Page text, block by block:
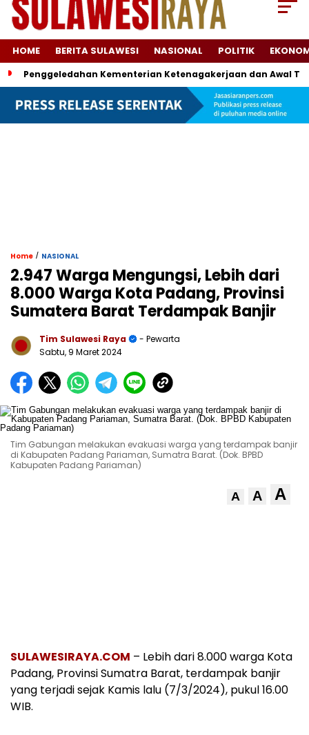
HOME BERITA SULAWESI NASIONAL POLITIK
Penggeledahan Kementerian Ketenagakerjaan dan Awal
Home / NASIONAL
2.947 Warga Mengungsi, Lebih dari
8.000 Warga Kota Padang, Provinsi
Sumatera Barat Terdampak Banjir
Tim Sulawesi Raya
- Pewarta
Sabtu, 9 Maret 2024
Tim Gabungan melakukan evakuasi warga yang terdampak banjir
di Kabupaten Padang Pariaman, Sumatra Barat. (Dok. BPBD
Kabupaten Padang Pariaman)
A A A
SULAWESIRAYA.COM – Lebih dari 8.000 warga Kota
Padang, Provinsi Sumatra Barat, terdampak banjir
yang terjadi sejak Kamis lalu (7/3/2024), pukul 16.00
WIB.